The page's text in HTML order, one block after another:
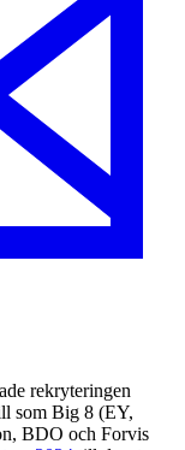
rekryteringen
som Big 8 (EY,
BDO och Forvis